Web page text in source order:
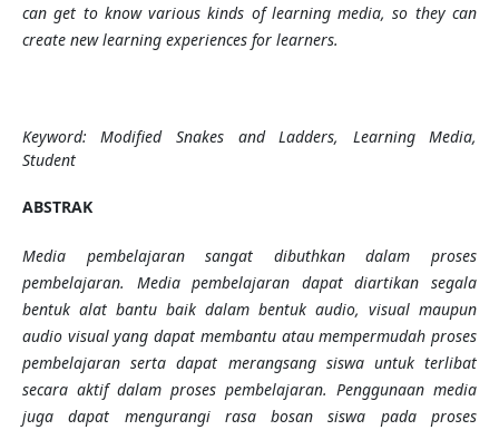
can get to know various kinds of learning media, so they can
create new learning experiences for learners.
Keyword:
Modified Snakes and Ladders, Learning Media,
Student
ABSTRAK
Media pembelajaran sangat dibuthkan dalam proses
pembelajaran. Media pembelajaran dapat diartikan segala
bentuk alat bantu baik dalam bentuk audio, visual maupun
audio visual yang dapat membantu atau mempermudah proses
pembelajaran serta dapat merangsang siswa untuk terlibat
secara aktif dalam proses pembelajaran. Penggunaan media
juga dapat mengurangi rasa bosan siswa pada proses